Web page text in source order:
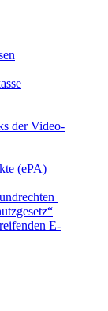
der Video-
(ePA)
E-